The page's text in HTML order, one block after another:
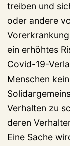
treiben und
oder andere
ein erhöhtes
Covid-19-
Menschen
Verhalten zu
deren
Eine Sache